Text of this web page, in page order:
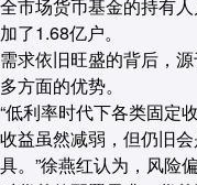
全市场货币基金的持有
加了1.68亿户。
需求依旧旺盛的背后，
多方面的优势。
“低利率时代下各类固定
收益虽然减弱，但仍旧
具。”徐燕红认为，风险